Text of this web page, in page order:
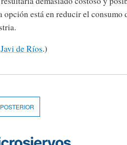
opción está en reducir el
Javi de Ríos.)